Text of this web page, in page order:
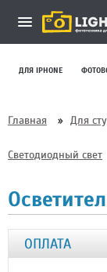
ДЛЯ IPHONE
Главная » Для
Светодиодный свет
ОПЛАТА